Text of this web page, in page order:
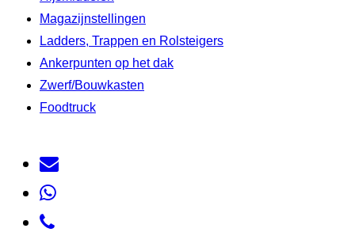
Magazijnstellingen
Ladders, Trappen en Rolsteigers
Ankerpunten op het dak
Zwerf/Bouwkasten
Foodtruck